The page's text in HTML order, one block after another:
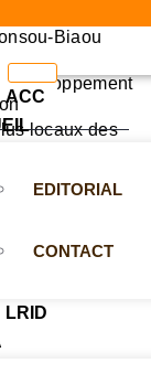
Biaou
développement
locaux des
aguerris
agro-
agricole au
ACC
EDITORIAL
CONTACT
LRID